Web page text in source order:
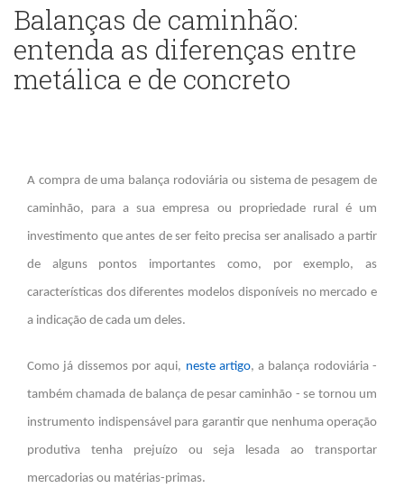
Balanças de caminhão:
entenda as diferenças entre
metálica e de concreto
A compra de uma balança rodoviária ou sistema de pesagem de
caminhão, para a sua empresa ou propriedade rural é um
investimento que antes de ser feito precisa ser analisado a partir
de alguns pontos importantes como, por exemplo, as
características dos diferentes modelos disponíveis no mercado e
a indicação de cada um deles.
Como já dissemos por aqui, neste artigo, a balança rodoviária -
também chamada de balança de pesar caminhão - se tornou um
instrumento indispensável para garantir que nenhuma operação
produtiva tenha prejuízo ou seja lesada ao transportar
mercadorias ou matérias-primas.